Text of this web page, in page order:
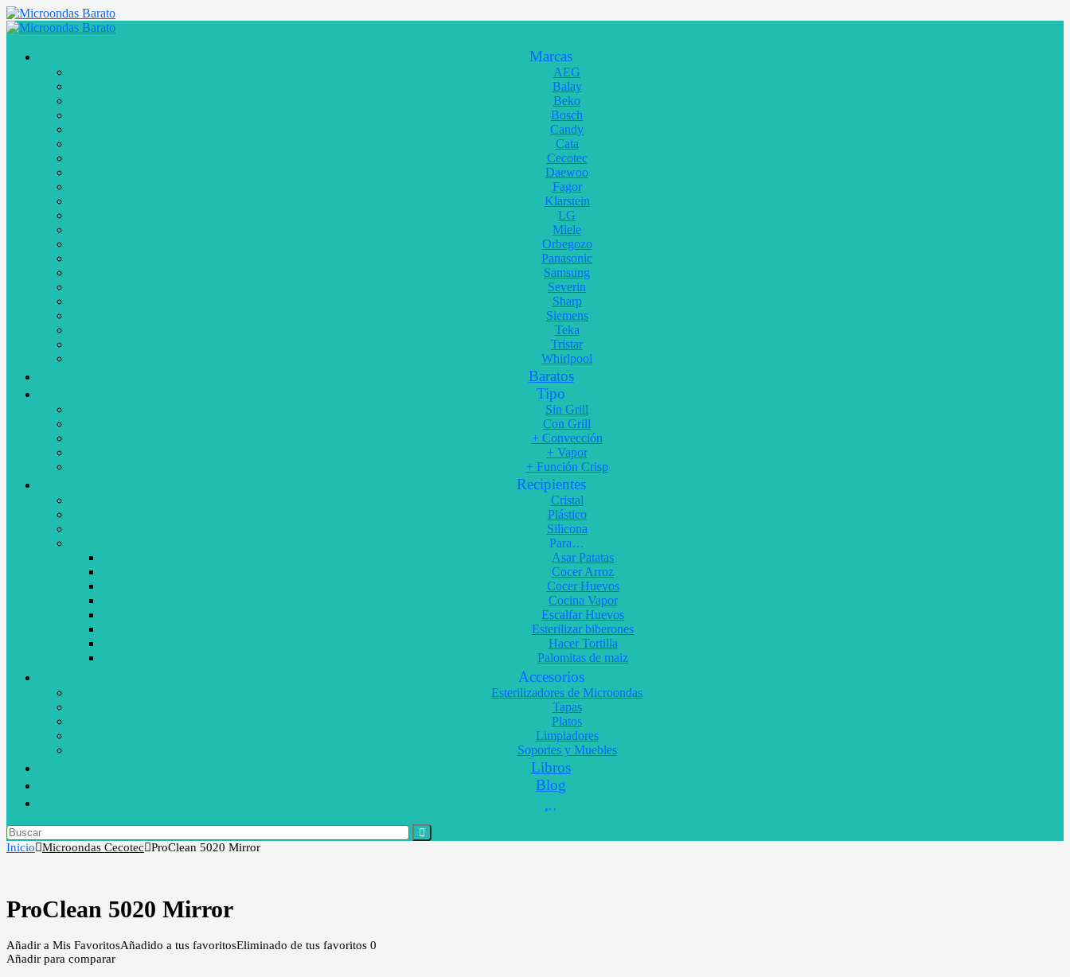
Marcas
AEG
Balay
Beko
Bosch
Candy
Cata
Cecotec
Daewoo
Fagor
Klarstein
LG
Miele
Orbegozo
Panasonic
Samsung
Severin
Sharp
Siemens
Teka
Tristar
Whirlpool
Baratos
Tipo
Sin Grill
Con Grill
+ Convección
+ Vapor
+ Función Crisp
Recipientes
Cristal
Plástico
Silicona
Para…
Asar Patatas
Cocer Arroz
Cocer Huevos
Cocina Vapor
Escalfar Huevos
Esterilizar biberones
Hacer Tortilla
Palomitas de maiz
Accesorios
Esterilizadores de Microondas
Tapas
Platos
Limpiadores
Soportes y Muebles
Libros
Blog
Inicio Microondas Cecotec ProClean 5020 Mirror
ProClean 5020 Mirror
Añadir a Mis FavoritosAñadido a tus favoritosEliminado de tus favoritos 0
Añadir para comparar